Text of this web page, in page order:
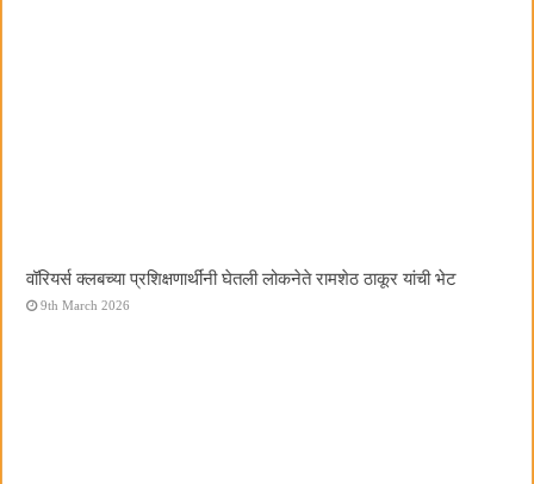
वॉरियर्स क्लबच्या प्रशिक्षणार्थींनी घेतली लोकनेते रामशेठ ठाकूर यांची भेट
9th March 2026